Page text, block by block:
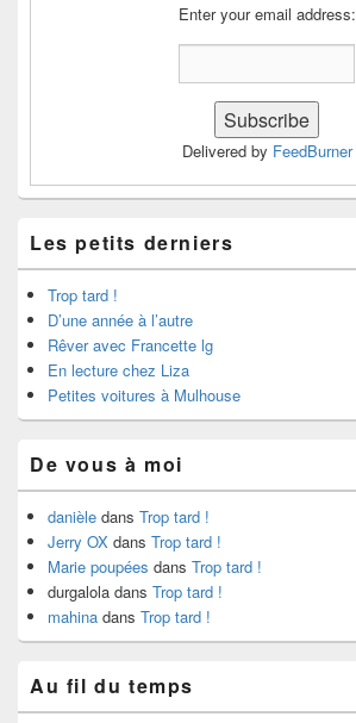
Enter your email address:
Delivered by FeedBurner
Les petits derniers
Trop tard !
D’une année à l’autre
Rêver avec Francette lg
En lecture chez Liza
Petites voitures à Mulhouse
De vous à moi
danièle dans Trop tard !
Jerry OX dans Trop tard !
Marie poupées dans Trop tard !
durgalola dans Trop tard !
mahina dans Trop tard !
Au fil du temps